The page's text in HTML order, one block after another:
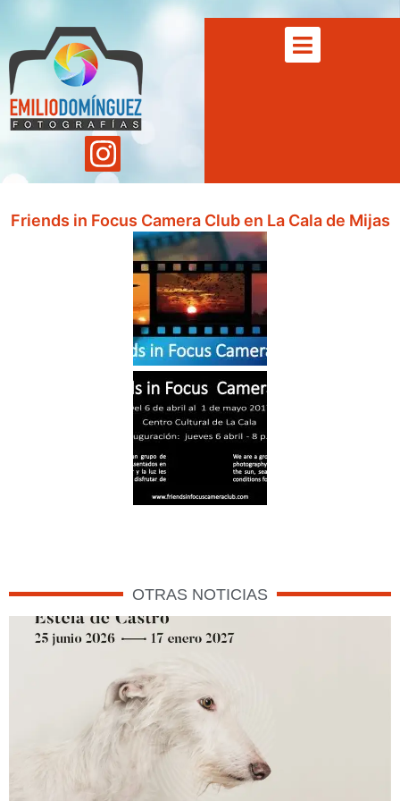
Friends in Focus Camera Club en La Cala de Mijas
OTRAS NOTICIAS